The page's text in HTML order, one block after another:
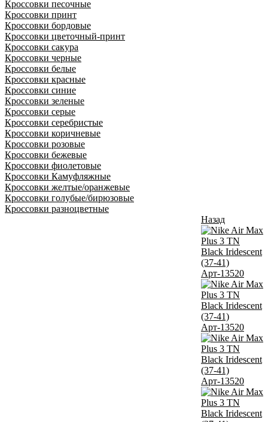
Кроссовки песочные
Кроссовки принт
Кроссовки бордовые
Кроссовки цветочный-принт
Кроссовки сакура
Кроссовки черные
Кроссовки белые
Кроссовки красные
Кроссовки синие
Кроссовки зеленые
Кроссовки серые
Кроссовки серебристые
Кроссовки коричневые
Кроссовки розовые
Кроссовки бежевые
Кроссовки фиолетовые
Кроссовки Камуфляжные
Кроссовки желтые/оранжевые
Кроссовки голубые/бирюзовые
Кроссовки разноцветные
Назад